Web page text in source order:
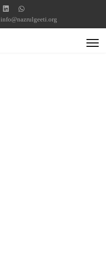
info@nazrulgeeti.org